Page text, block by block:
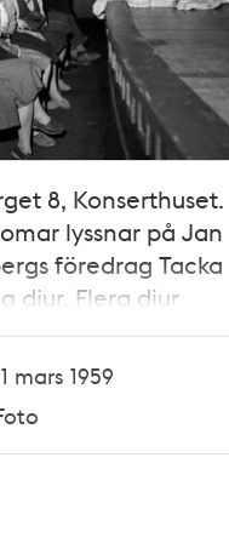
8, Konserthuset.
lyssnar på Jan
föredrag Tacka
djur. Flera djur
bland annat en
som gäspande
omkring på
mars 1959